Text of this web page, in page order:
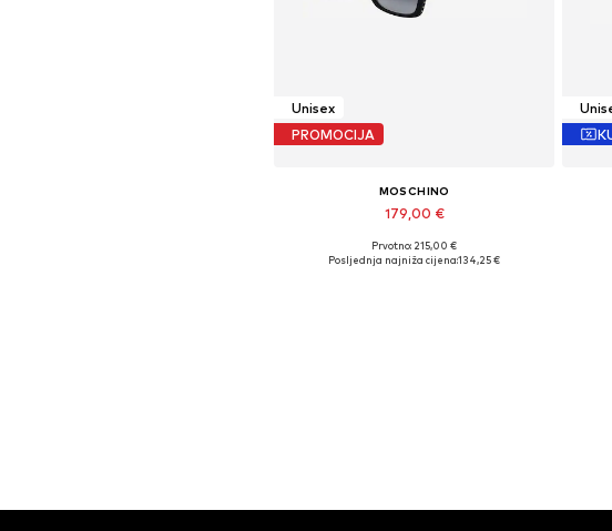
Unisex
PROMOCIJA
MOSCHINO
179,00 €
Dostupne veličine: 57
Prvotno: 215,00 €
Posljednja najniža cijena:134,25 €